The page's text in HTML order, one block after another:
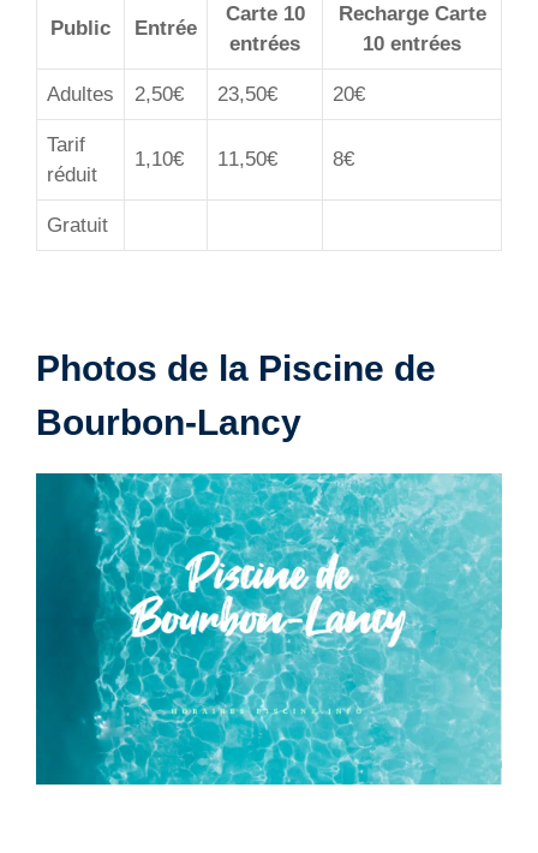
Public Entrée
Carte 10
entrées
Recharge Carte
10 entrées
Adultes 2,50€ 23,50€ 20€
Tarif
réduit
1,10€ 11,50€ 8€
Gratuit
Photos de la Piscine de
Bourbon-Lancy